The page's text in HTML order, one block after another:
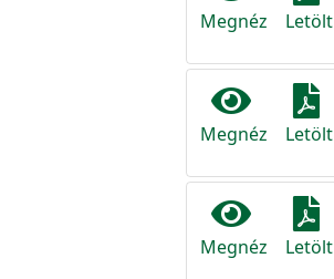
Megnéz Letölt
Megnéz Letölt
Megnéz Letölt